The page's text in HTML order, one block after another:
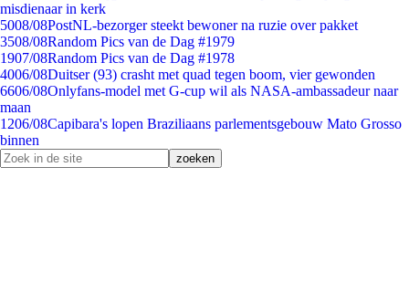
misdienaar in kerk
5008/08PostNL-bezorger steekt bewoner na ruzie over pakket
3508/08Random Pics van de Dag #1979
1907/08Random Pics van de Dag #1978
4006/08Duitser (93) crasht met quad tegen boom, vier gewonden
6606/08Onlyfans-model met G-cup wil als NASA-ambassadeur naar
maan
1206/08Capibara's lopen Braziliaans parlementsgebouw Mato Grosso
binnen